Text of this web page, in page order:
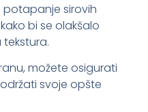
potapanje sirovih
bi se olakšalo
možete osigurati
svoje opšte